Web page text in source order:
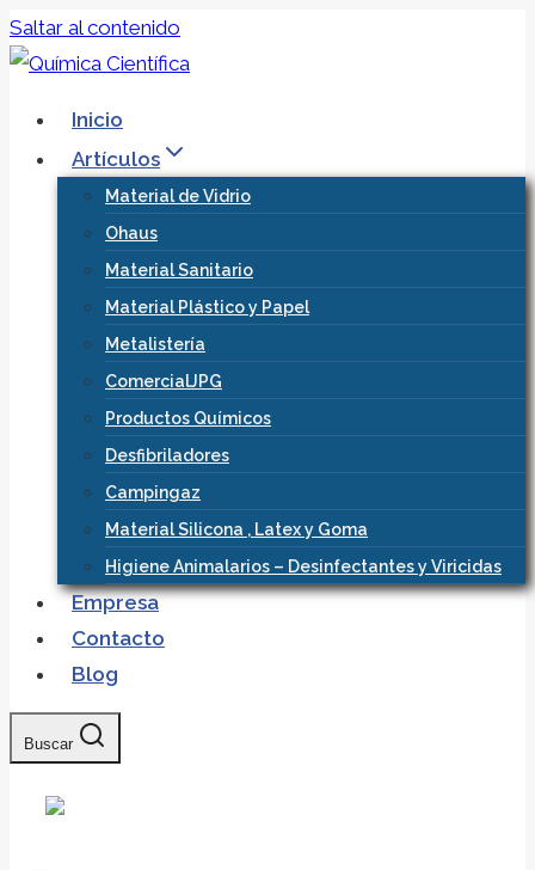
Saltar al contenido
Inicio
Artículos
Material de Vidrio
Ohaus
Material Sanitario
Material Plástico y Papel
Metalistería
ComercialJPG
Productos Químicos
Desfibriladores
Campingaz
Material Silicona , Latex y Goma
Higiene Animalarios – Desinfectantes y Viricidas
Empresa
Contacto
Blog
Buscar